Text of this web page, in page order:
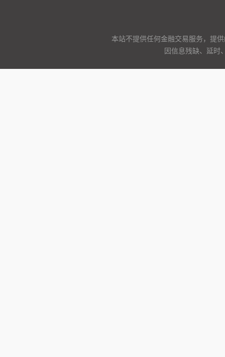
本站不提供任何金融交易服务，提
因信息残缺、延时